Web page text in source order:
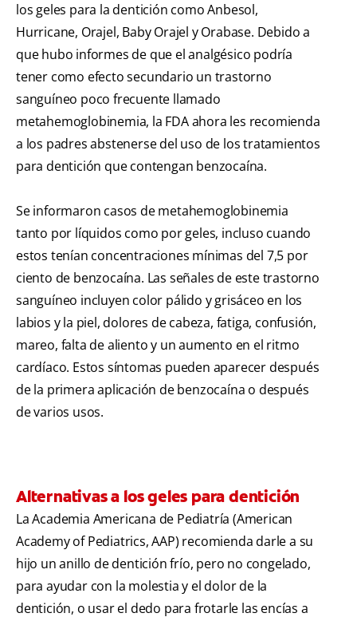
los geles para la dentición como Anbesol,
Hurricane, Orajel, Baby Orajel y Orabase. Debido a
que hubo informes de que el analgésico podría
tener como efecto secundario un trastorno
sanguíneo poco frecuente llamado
metahemoglobinemia, la FDA ahora les recomienda
a los padres abstenerse del uso de los tratamientos
para dentición que contengan benzocaína.
Se informaron casos de metahemoglobinemia
tanto por líquidos como por geles, incluso cuando
estos tenían concentraciones mínimas del 7,5 por
ciento de benzocaína. Las señales de este trastorno
sanguíneo incluyen color pálido y grisáceo en los
labios y la piel, dolores de cabeza, fatiga, confusión,
mareo, falta de aliento y un aumento en el ritmo
cardíaco. Estos síntomas pueden aparecer después
de la primera aplicación de benzocaína o después
de varios usos.
Alternativas a los geles para dentición
La Academia Americana de Pediatría (American
Academy of Pediatrics, AAP) recomienda darle a su
hijo un anillo de dentición frío, pero no congelado,
para ayudar con la molestia y el dolor de la
dentición, o usar el dedo para frotarle las encías a